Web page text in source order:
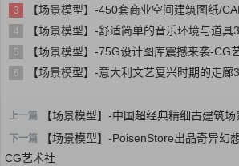
3 【场景模型】-450套商业空间建筑图纸/CAD施工图商场办公酒店设计平面立
4 【场景模型】-舒适简单的音乐环境与道具3D模型合
5 【场景模型】-75G设计图库震撼来袭-CG
6 【场景模型】-意大利文艺复兴时期的走廊3D模型合
上一篇 【场景模型】-中国超经典精细古建筑
下一篇
【场景模型】-PoisenStore出品奇异幻
CG艺术社